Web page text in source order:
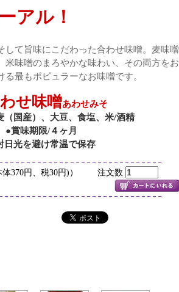
アル！
して旨味にこだわった合わせ味噌。麦味噌
米味噌のまろやかな味わい、その両方をお
る最もポピュラーなお味噌です。
せ味噌あわせみそ
（国産）、大豆、食塩、米/酒精
賞味期限/４ヶ月
日光を避け常温で保存
本体370円、税30円)） 注文数